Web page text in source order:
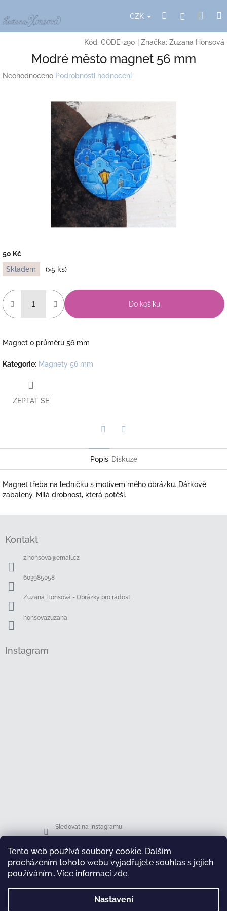
Tento web používá soubory cookie. Dalším
procházením tohoto webu vyjadřujete souhlas s jejich
používáním.. Více informací zde.
Nastavení
na
obsah
CZK HledatPřihlášení
Kód: CODE-290 Značka: Zuzana Honsová
Modré město magnet 56 mm
Průměrné
Neohodnoceno Podrobnosti hodnocení
50 Kč
Měrná
cena:
Skladem (>5 ks)
Do košíku
Magnet o průměru 56 mm
Kategorie: Magnety 56 mm
ZEPTAT SE
Popis Diskuze
Magnet třeba na ledničku s motivem mého obrázku. Dárkově
zabalený. Milá drobnost, která potěší.
Kontakt
z.honsova@email.cz
603985058
Zuzana Honsová - Obrázky pro radost
honsovazuzana
Instagram
Sledovat na Instagramu
Facebook
test